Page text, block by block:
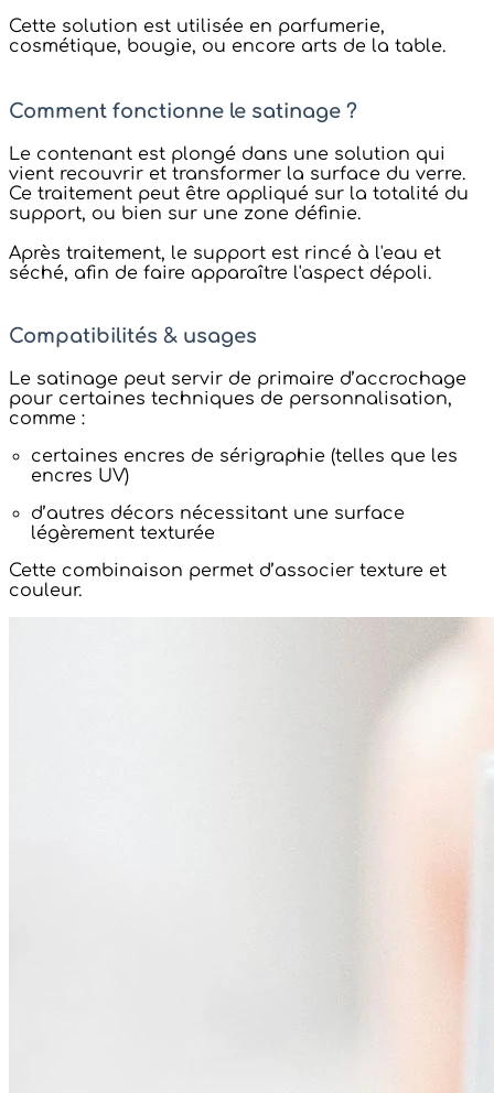
Cette solution est utilisée en parfumerie,
cosmétique, bougie, ou encore arts de la table.
Comment fonctionne le satinage ?
Le contenant est plongé dans une solution qui
vient recouvrir et transformer la surface du verre.
Ce traitement peut être appliqué sur la totalité du
support, ou bien sur une zone définie.
Après traitement, le support est rincé à l'eau et
séché, afin de faire apparaître l'aspect dépoli.
Compatibilités & usages
Le satinage peut servir de primaire d’accrochage
pour certaines techniques de personnalisation,
comme :
certaines encres de sérigraphie (telles que les
encres UV)
d’autres décors nécessitant une surface
légèrement texturée
Cette combinaison permet d’associer texture et
couleur.